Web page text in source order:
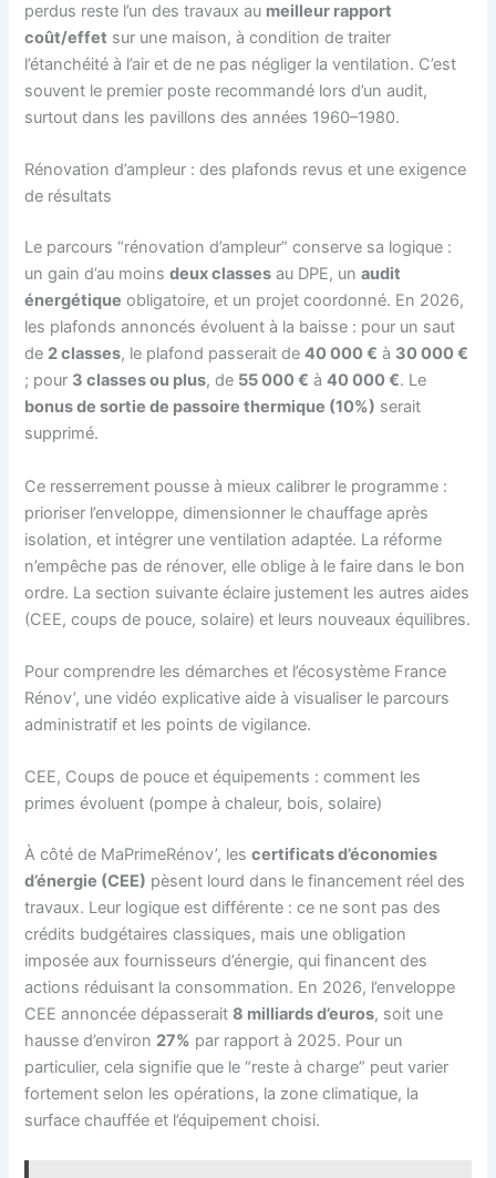
perdus reste l’un des travaux au meilleur rapport
coût/effet sur une maison, à condition de traiter
l’étanchéité à l’air et de ne pas négliger la ventilation. C’est
souvent le premier poste recommandé lors d’un audit,
surtout dans les pavillons des années 1960–1980.
Rénovation d’ampleur : des plafonds revus et une exigence
de résultats
Le parcours “rénovation d’ampleur” conserve sa logique :
un gain d’au moinsdeux classes au DPE, unaudit
énergétique obligatoire, et un projet coordonné. En 2026,
les plafonds annoncés évoluent à la baisse : pour un saut
de 2 classes, le plafond passerait de40 000 € à 30 000 €
; pour 3 classes ou plus, de 55 000 € à40 000 €. Le
bonus de sortie de passoire thermique (10%) serait
supprimé.
Ce resserrement pousse à mieux calibrer le programme :
prioriser l’enveloppe, dimensionner le chauffage après
isolation, et intégrer une ventilation adaptée. La réforme
n’empêche pas de rénover, elle oblige à le faire dans le bon
ordre. La section suivante éclaire justement les autres aides
(CEE, coups de pouce, solaire) et leurs nouveaux équilibres.
Pour comprendre les démarches et l’écosystème France
Rénov’, une vidéo explicative aide à visualiser le parcours
administratif et les points de vigilance.
CEE, Coups de pouce et équipements : comment les
primes évoluent (pompe à chaleur, bois, solaire)
À côté de MaPrimeRénov’, lescertificats d’économies
d’énergie (CEE) pèsent lourd dans le financement réel des
travaux. Leur logique est différente : ce ne sont pas des
crédits budgétaires classiques, mais une obligation
imposée aux fournisseurs d’énergie, qui financent des
actions réduisant la consommation. En 2026, l’enveloppe
CEE annoncée dépasserait8 milliards d’euros, soit une
hausse d’environ 27% par rapport à 2025. Pour un
particulier, cela signifie que le “reste à charge” peut varier
fortement selon les opérations, la zone climatique, la
surface chauffée et l’équipement choisi.